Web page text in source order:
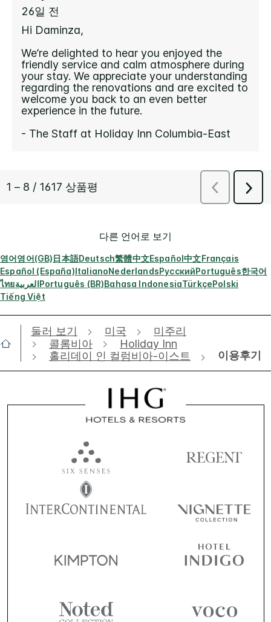
다른 언어로 보기
영어영어(GB)日本語Deutsch繁體中文Español中文Français
Español (España)ItalianoNederlandsРусскийPortuguês한국어
ไทยالعربيةPortuguês (BR)Bahasa IndonesiaTürkçePolski
Tiếng Việt
둘러 보기 미국
미주리
콜롬비아
Holiday Inn
홀리데이 인 컬럼비아-이스트
이용후기